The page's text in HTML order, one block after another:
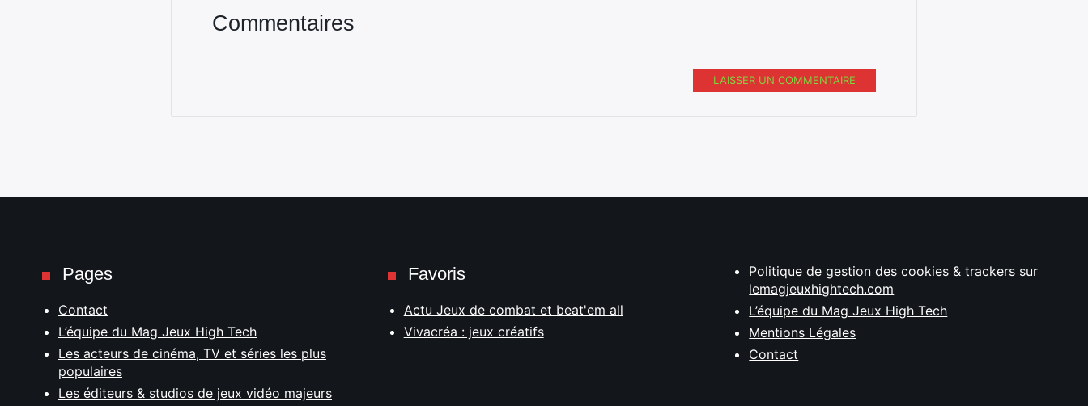
Commentaires
LAISSER UN COMMENTAIRE
Pages
Contact
L’équipe du Mag Jeux High Tech
Les acteurs de cinéma, TV et séries les plus
populaires
Les éditeurs & studios de jeux vidéo majeurs
Favoris
Actu Jeux de combat et beat'em all
Vivacréa : jeux créatifs
Politique de gestion des cookies & trackers sur
lemagjeuxhightech.com
L’équipe du Mag Jeux High Tech
Mentions Légales
Contact